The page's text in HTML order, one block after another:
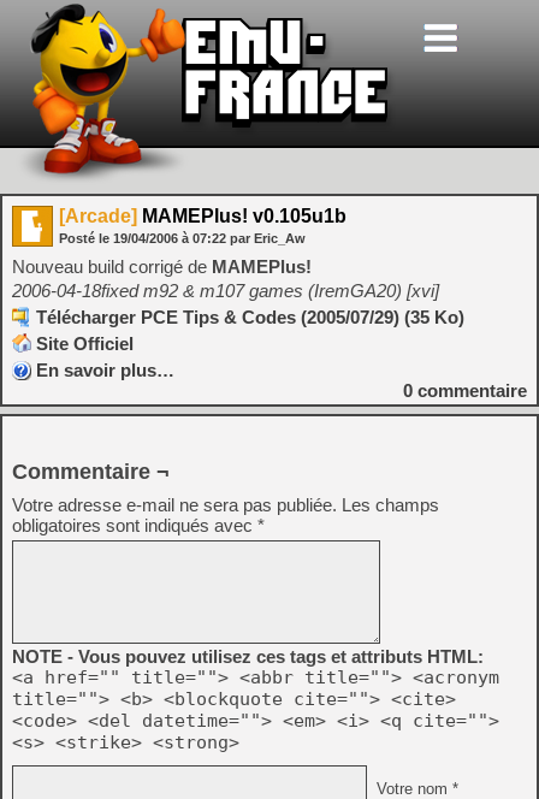
[Arcade] MAMEPlus! v0.105u1b
Posté le 19/04/2006 à 07:22 par Eric_Aw
Nouveau build corrigé de MAMEPlus!
2006-04-18fixed m92 & m107 games (IremGA20) [xvi]
Télécharger PCE Tips & Codes (2005/07/29) (35 Ko)
Site Officiel
En savoir plus…
0 commentaire
Commentaire ¬
Votre adresse e-mail ne sera pas publiée. Les champs
obligatoires sont indiqués avec *
NOTE - Vous pouvez utilisez ces tags et attributs HTML:
<a href="" title=""> <abbr title=""> <acronym
title=""> <b> <blockquote cite=""> <cite>
<code> <del datetime=""> <em> <i> <q cite="">
<s> <strike> <strong>
Votre nom *